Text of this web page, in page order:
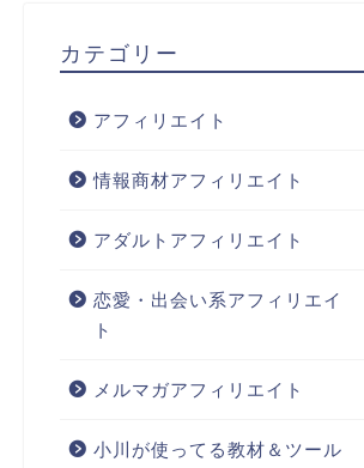
カテゴリー
アフィリエイト
情報商材アフィリエイト
アダルトアフィリエイト
恋愛・出会い系アフィリエイ
ト
メルマガアフィリエイト
小川が使ってる教材＆ツール